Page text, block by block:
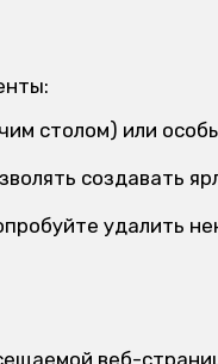
столом) или
создавать
удалить